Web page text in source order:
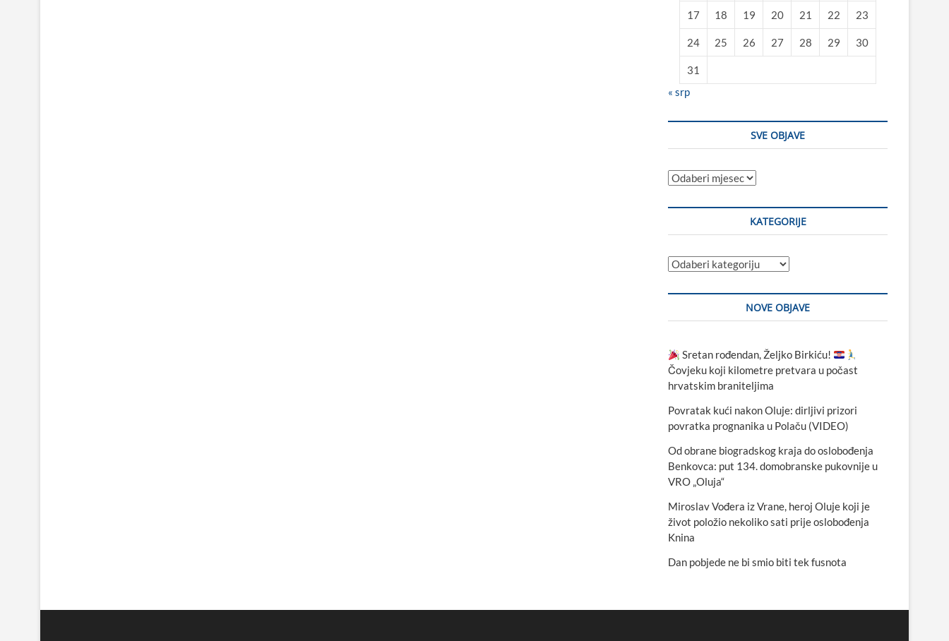
17 18 19 20 21 22 23
24 25 26 27 28 29 30
31
« srp
SVE OBJAVE
Sve
KATEGORIJE
Kategorije
NOVE OBJAVE
Sretan rođendan, Željko Birkiću!
Čovjeku koji kilometre pretvara u počast
hrvatskim braniteljima
Povratak kući nakon Oluje: dirljivi prizori
povratka prognanika u Polaču (VIDEO)
Od obrane biogradskog kraja do oslobođenja
Benkovca: put 134. domobranske pukovnije u
VRO „Oluja“
Miroslav Vođera iz Vrane, heroj Oluje koji je
život položio nekoliko sati prije oslobođenja
Knina
Dan pobjede ne bi smio biti tek fusnota